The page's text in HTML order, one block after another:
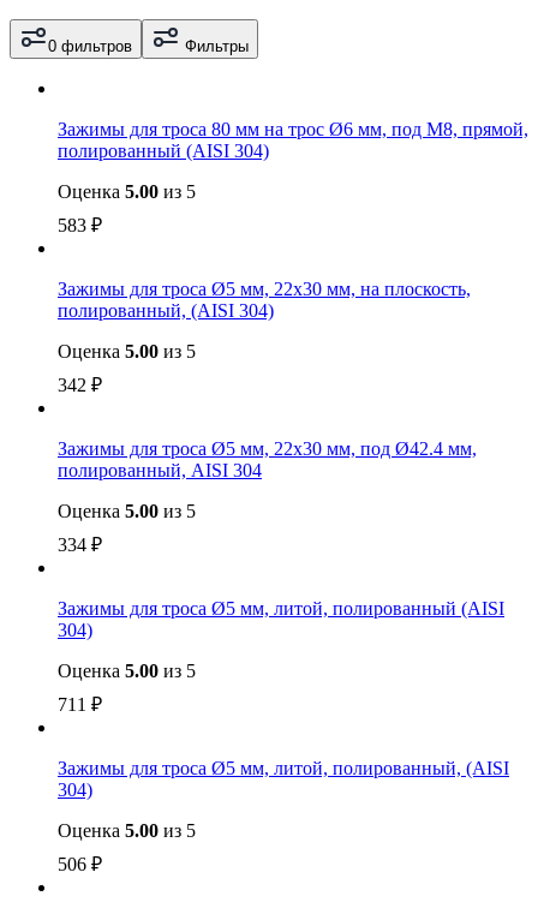
0 фильтров Фильтры
Зажимы для троса 80 мм на трос Ø6 мм, под М8, прямой,
полированный (AISI 304)
Оценка 5.00 из 5
583 ₽
Зажимы для троса Ø5 мм, 22х30 мм, на плоскость,
полированный, (AISI 304)
Оценка 5.00 из 5
342 ₽
Зажимы для троса Ø5 мм, 22х30 мм, под Ø42.4 мм,
полированный, AISI 304
Оценка 5.00 из 5
334 ₽
Зажимы для троса Ø5 мм, литой, полированный (AISI
304)
Оценка 5.00 из 5
711 ₽
Зажимы для троса Ø5 мм, литой, полированный, (AISI
304)
Оценка 5.00 из 5
506 ₽